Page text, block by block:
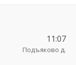
11:07
Подъяково д.